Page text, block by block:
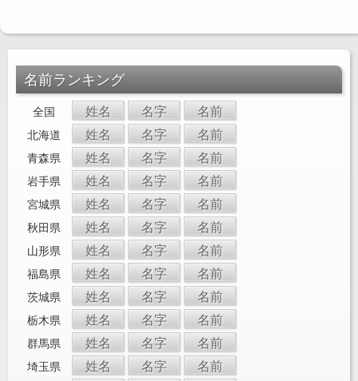
名前ランキング
全国 姓名 名字 名前
北海道 姓名 名字 名前
青森県 姓名 名字 名前
岩手県 姓名 名字 名前
宮城県 姓名 名字 名前
秋田県 姓名 名字 名前
山形県 姓名 名字 名前
福島県 姓名 名字 名前
茨城県 姓名 名字 名前
栃木県 姓名 名字 名前
群馬県 姓名 名字 名前
埼玉県 姓名 名字 名前